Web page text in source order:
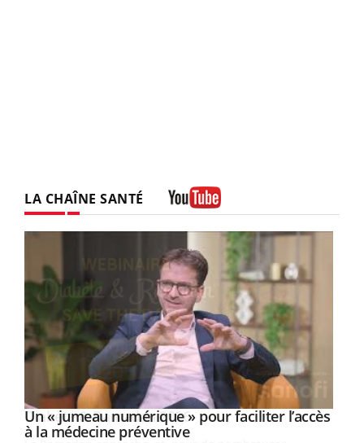
LA CHAÎNE SANTÉ
Youtube
Un « jumeau numérique » pour faciliter l’accès
à la médecine préventiveYoutube